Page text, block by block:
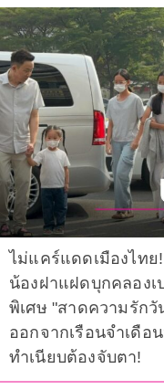
ไม่แคร์แดดเมืองไท
น้องฝาแฝดบุกคลอง
พิเศษ "สาดความรัก
ออกจากเรือนจำเดื
ทำเนียบต้องจับตา!